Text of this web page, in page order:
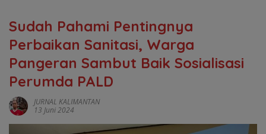
Sudah Pahami Pentingnya
Perbaikan Sanitasi, Warga
Pangeran Sambut Baik Sosialisasi
Perumda PALD
JURNAL KALIMANTAN
13 Juni 2024